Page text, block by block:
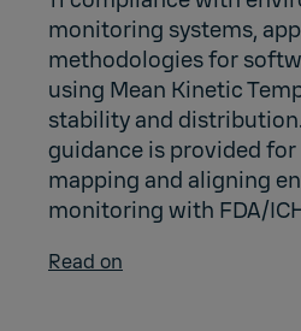
monitoring systems,
methodologies for
using Mean Kinetic
stability and
guidance is provided for
mapping and aligning
monitoring with FDA/
Read on